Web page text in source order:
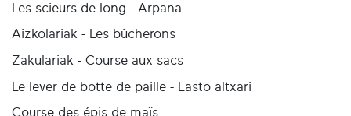
Les scieurs de long - Arpana
Aizkolariak - Les bûcherons
Zakulariak - Course aux sacs
Le lever de botte de paille - Lasto altxari
Course des épis de maïs